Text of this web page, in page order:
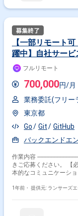
社。 大規模なトラフィ
・機能改善や新規機能
い合わせ対応 ・ライブ
的な更新 ・エンジニア以
Kubernetes / AWS / Terraform 【その他】 勤務地 ：在宅勤
【一部リモート
躍中】自社サー
発と運用作業
フルリモート
700,000円/月
業務委託(フリー
東京都
Go
Git
GitHub
バックエンドエ
作業内容
きご応募ください。 【必須要件】 ・20代後半～40代の方、活躍中！ ・基
本的なコミュニケーシ
（副業不可） ・エンジニ
1年前・ 提供元: ランサーズ